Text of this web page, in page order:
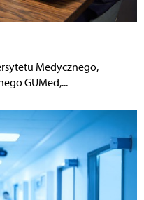
Medycznego,
GUMed,...